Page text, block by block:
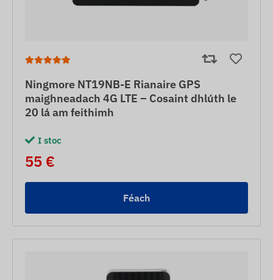
Ningmore NT19NB-E Rianaire GPS
maighneadach 4G LTE – Cosaint dhlúth le
20 lá am feithimh
I stoc
55 €
Féach